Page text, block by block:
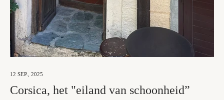
12 SEP., 2025
Corsica, het "eiland van schoonheid”